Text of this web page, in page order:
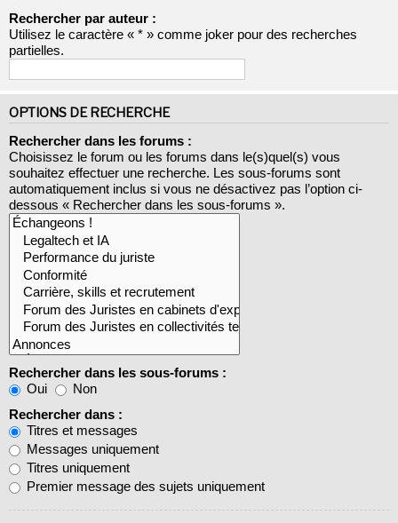
Rechercher par auteur :
Utilisez le caractère « * » comme joker pour des recherches
partielles.
OPTIONS DE RECHERCHE
Rechercher dans les forums :
Choisissez le forum ou les forums dans le(s)quel(s) vous
souhaitez effectuer une recherche. Les sous-forums sont
automatiquement inclus si vous ne désactivez pas l’option ci-
dessous « Rechercher dans les sous-forums ».
Rechercher dans les sous-forums :
Oui
Non
Rechercher dans :
Titres et messages
Messages uniquement
Titres uniquement
Premier message des sujets uniquement